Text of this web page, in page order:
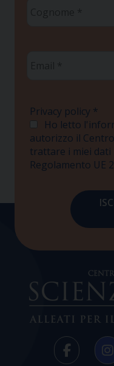
Privacy policy *
Ho letto
autorizzo il
trattare i miei dati
Regolamento UE